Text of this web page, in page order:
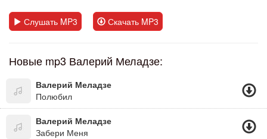
Слушать MP3 Скачать MP3
Новые mp3 Валерий Меладзе:
Валерий Меладзе
Полюбил
Валерий Меладзе
Забери Меня